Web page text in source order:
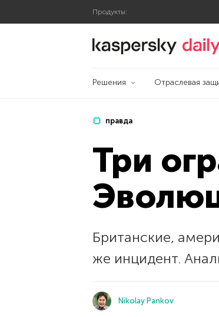
Продукты:
Блог
Решения Отраслевая
правда
Три
Британские,
же инцидент.
Nikolay Pankov